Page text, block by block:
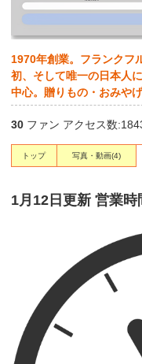
1970年創業。フランクフ
初、そして唯一の日本人
中心。贈りもの・おみや
30 ファン アクセス数
トップ 写真・動画(4)
1月12日更新 営業